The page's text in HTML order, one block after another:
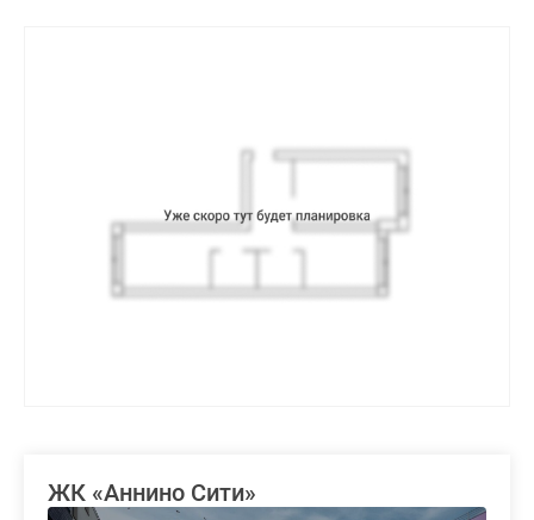
ЖК «Аннино Сити»